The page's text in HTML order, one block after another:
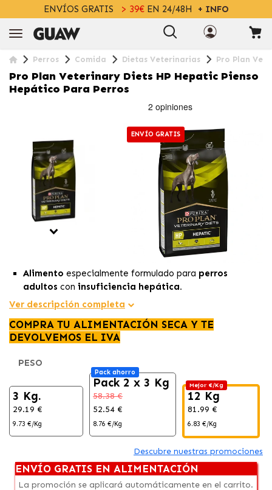
ENVÍOS GRATIS > 39€EN 24/48H + INFO
Perros Comida Dietas Veterinarias Pro Plan
Pro Plan Veterinary Diets HP Hepatic Pienso
Hepático Para Perros
ENVÍO GRATIS
Alimento especialmente formulado para perros
adultos con insuficiencia hepática.
Estepienso dietético está formulado
función hepática en estos casos.
Enriquecido consustancias vitalesque promueven
lavida activa y la salud general
Ver descripción completa
COMPRA TU ALIMENTACIÓN SECA Y TE
DEVOLVEMOS EL IVA
PESO
3 Kg.
29.19 €
9.73 €/Kg
Pack ahorro
Pack 2 x 3 Kg
58.38 €
52.54 €
8.76 €/Kg
Mejor €/Kg
12 Kg
81.99 €
6.83 €/Kg
Descubre nuestras promociones
ENVÍO GRATIS EN ALIMENTACIÓN
La promoción se aplicará automáticamente en el carrito.